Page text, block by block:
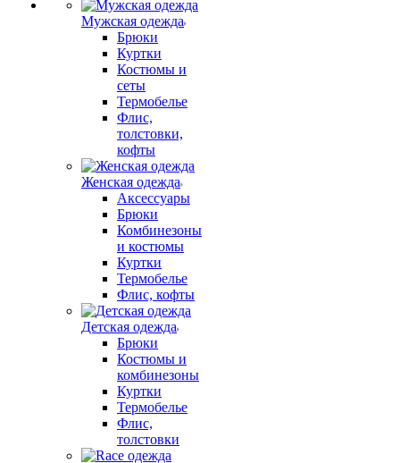
Мужская одежда
Брюки
Куртки
Костюмы и
сеты
Термобелье
Флис,
толстовки,
кофты
Женская одежда
Аксессуары
Брюки
Комбинезоны
и костюмы
Куртки
Термобелье
Флис, кофты
Детская одежда
Брюки
Костюмы и
комбинезоны
Куртки
Термобелье
Флис,
толстовки